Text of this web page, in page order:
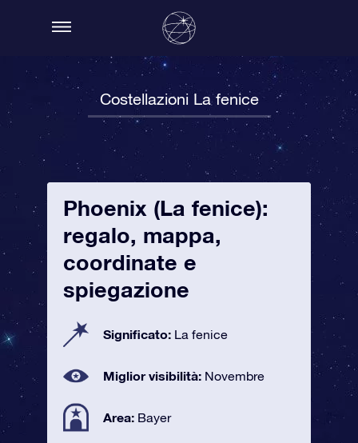
Costellazioni La fenice
Phoenix (La fenice):
regalo, mappa,
coordinate e
spiegazione
Significato: La fenice
Miglior visibilità: Novembre
Area: Bayer